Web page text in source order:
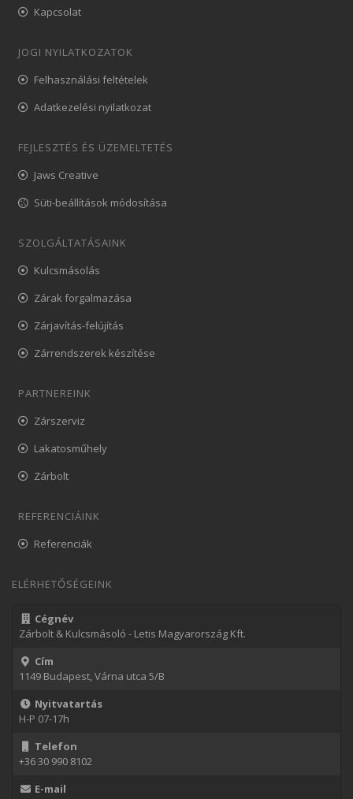
Kapcsolat
JOGI NYILATKOZATOK
Felhasználási feltételek
Adatkezelési nyilatkozat
FEJLESZTÉS ÉS ÜZEMELTETÉS
Jaws Creative
Süti-beállítások módosítása
SZOLGÁLTATÁSAINK
Kulcsmásolás
Zárak forgalmazása
Zárjavítás-felújítás
Zárrendszerek készítése
PARTNEREINK
Zárszerviz
Lakatosműhely
Zárbolt
REFERENCIÁINK
Referenciák
ELÉRHETŐSÉGEINK
Cégnév
Zárbolt & Kulcsmásoló - Letis Magyarország Kft.
Cím
1149 Budapest, Várna utca 5/B
Nyitvatartás
H-P 07-17h
Telefon
+36 30 990 8102
E-mail